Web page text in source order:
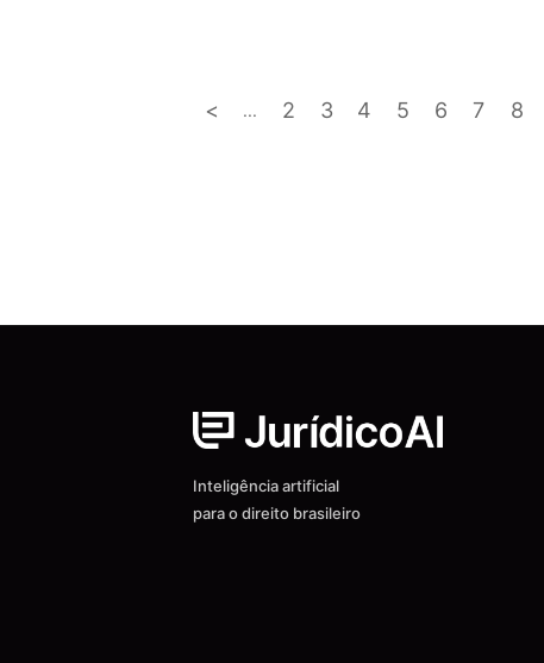
< ... 2 3 4 5 6 7 8
Inteligência artificial
para o direito brasileiro